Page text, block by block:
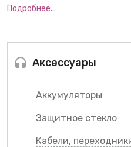
Аксессуары
Аккумуляторы
Защитное стекло
Кабели,
Подробнее...